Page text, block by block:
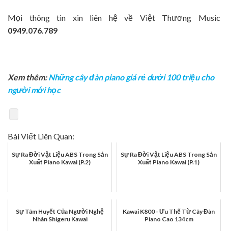
Mọi thông tin xin liên hệ về Việt Thương Music
0949.076.789
Xem thêm:Những cây đàn piano giá rẻ dưới 100 triệu cho
người mới học
Bài Viết Liên Quan:
Sự Ra Đời Vật Liệu ABS Trong Sản
Xuất Piano Kawai (P.2)
Sự Ra Đời Vật Liệu ABS Trong Sản
Xuất Piano Kawai (P.1)
Sự Tâm Huyết Của Người Nghệ
Nhân Shigeru Kawai
Kawai K800 - Ưu Thế Từ Cây Đàn
Piano Cao 134cm